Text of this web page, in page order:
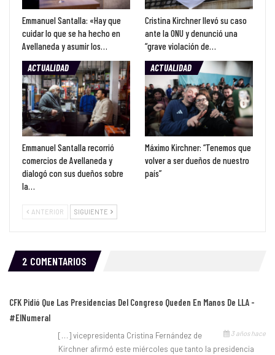
Emmanuel Santalla: «Hay que
cuidar lo que se ha hecho en
Avellaneda y asumir los…
Cristina Kirchner llevó su caso
ante la ONU y denunció una
“grave violación de…
ACTUALIDAD
Emmanuel Santalla recorrió
comercios de Avellaneda y
dialogó con sus dueños sobre
la…
ACTUALIDAD
Máximo Kirchner: “Tenemos que
volver a ser dueños de nuestro
país”
ANTERIOR SIGUIENTE
2 COMENTARIOS
CFK Pidió Que Las Presidencias Del Congreso Queden En Manos De LLA -
#ElNumeral
3 años hace
[…] vicepresidenta Cristina Fernández de
Kirchner afirmó este miércoles que tanto la presidencia